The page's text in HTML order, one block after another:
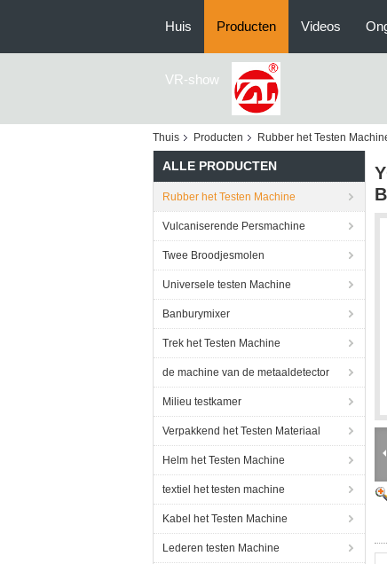
Huis Producten Videos
VR-show
Thuis Producten Rubber het Testen
ALLE PRODUCTEN
Rubber het Testen Machine
Vulcaniserende Persmachine
Twee Broodjesmolen
Universele testen Machine
Banburymixer
Trek het Testen Machine
de machine van de metaaldetector
Milieu testkamer
Verpakkend het Testen Materiaal
Helm het Testen Machine
textiel het testen machine
Kabel het Testen Machine
Lederen testen Machine